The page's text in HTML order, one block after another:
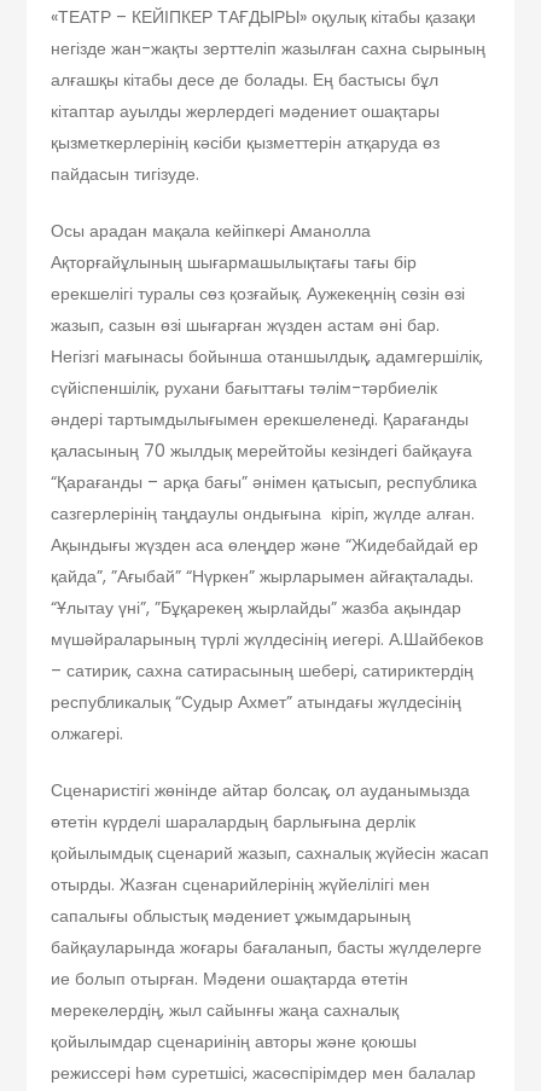
«ТЕАТР – КЕЙІПКЕР ТАҒДЫРЫ» оқулық кітабы қазақи
негізде жан-жақты зерттеліп жазылған сахна сырының
алғашқы кітабы десе де болады. Ең бастысы бұл
кітаптар ауылды жерлердегі мәдениет ошақтары
қызметкерлерінің кәсіби қызметтерін атқаруда өз
пайдасын тигізуде.
Осы арадан мақала кейіпкері Аманолла
Ақторғайұлының шығармашылықтағы тағы бір
ерекшелігі туралы сөз қозғайық. Аужекеңнің сөзін өзі
жазып, сазын өзі шығарған жүзден астам әні бар.
Негізгі мағынасы бойынша отаншылдық, адамгершілік,
сүйіспеншілік, рухани бағыттағы тәлім-тәрбиелік
әндері тартымдылығымен ерекшеленеді. Қарағанды
қаласының 70 жылдық мерейтойы кезіндегі байқауға
“Қарағанды – арқа бағы” әнімен қатысып, республика
сазгерлерінің таңдаулы ондығына кіріп, жүлде алған.
Ақындығы жүзден аса өлеңдер және “Жидебайдай ер
қайда”, ”Ағыбай” “Нүркен” жырларымен айғақталады.
“Ұлытау үні”, ”Бұқарекең жырлайды” жазба ақындар
мүшәйраларының түрлі жүлдесінің иегері. А.Шайбеков
– сатирик, сахна сатирасының шебері, сатириктердің
республикалық “Судыр Ахмет” атындағы жүлдесінің
олжагері.
Сценаристігі жөнінде айтар болсақ, ол ауданымызда
өтетін күрделі шаралардың барлығына дерлік
қойылымдық сценарий жазып, сахналық жүйесін жасап
отырды. Жазған сценарийлерінің жүйелілігі мен
сапалығы облыстық мәдениет ұжымдарының
байқауларында жоғары бағаланып, басты жүлделерге
ие болып отырған. Мәдени ошақтарда өтетін
мерекелердің, жыл сайынғы жаңа сахналық
қойылымдар сценариінің авторы және қоюшы
режиссері һәм суретшісі, жасөспірімдер мен балалар